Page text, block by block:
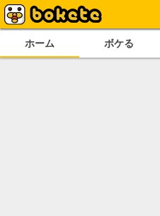
ホーム ボケる